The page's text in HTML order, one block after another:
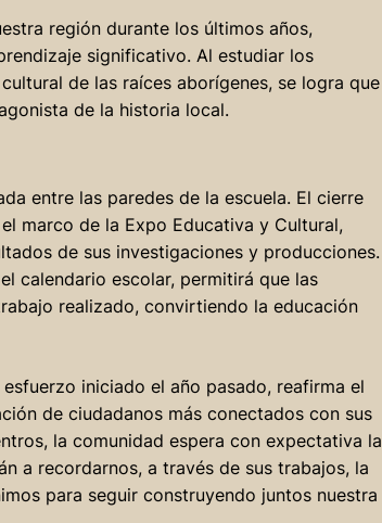
región durante los últimos años,
significativo. Al estudiar los
de las raíces aborígenes, se logra que
de la historia local.
entre las paredes de la escuela. El cierre
marco de la Expo Educativa y Cultural,
de sus investigaciones y producciones.
calendario escolar, permitirá que las
realizado, convirtiendo la educación
iniciado el año pasado, reafirma el
de ciudadanos más conectados con sus
la comunidad espera con expectativa la
a recordarnos, a través de sus trabajos, la
para seguir construyendo juntos nuestra